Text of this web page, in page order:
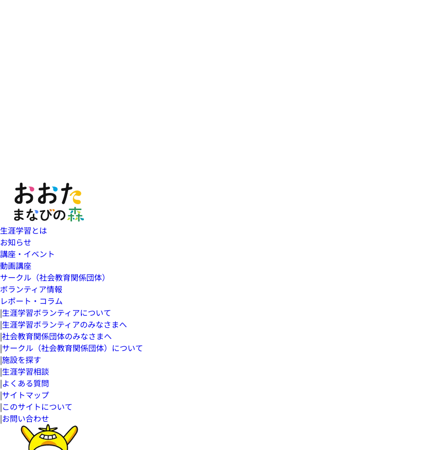
生涯学習とは
お知らせ
講座・イベント
動画講座
サークル（社会教育関係団体）
ボランティア情報
レポート・コラム
|生涯学習ボランティアについて
|生涯学習ボランティアのみなさまへ
|社会教育関係団体のみなさまへ
|サークル（社会教育関係団体）について
|施設を探す
|生涯学習相談
|よくある質問
|サイトマップ
|このサイトについて
|お問い合わせ